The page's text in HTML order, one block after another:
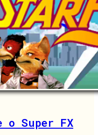
o Super FX